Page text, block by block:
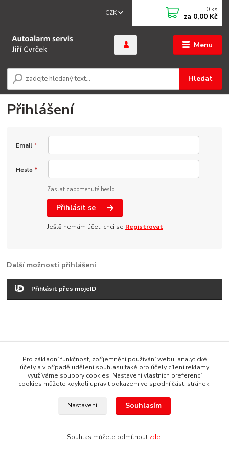
Menu
CZK
Hledat
0 ks
za 0,00 Kč
Přihlášení
Email *
Heslo *
Zaslat zapomenuté heslo
Přihlásit se
Ještě nemám účet, chci se Registrovat
Další možnosti přihlášení
Přihlásit přes mojeID
servis HK +420608246300
Vytvořeno na Eshop-rychle.cz
Pro základní funkčnost, zpříjemnění používání webu, analytické
účely a v případě udělení souhlasu také pro účely cílení reklamy
využíváme soubory cookies. Nastavení vlastních preferencí
cookies můžete kdykoli upravit odkazem ve spodní části stránek.
Nastavení Souhlasím
Souhlas můžete odmítnout zde.